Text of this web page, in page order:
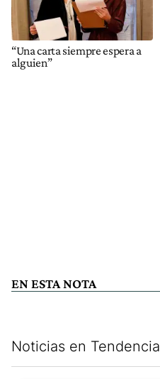
“Una carta siempre espera a
alguien”
EN ESTA NOTA
Noticias en Tendencia